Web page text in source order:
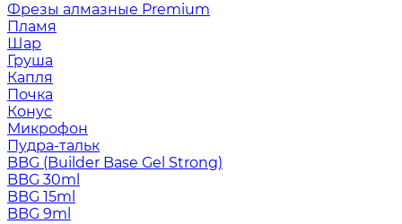
Фрезы алмазные Premium
Пламя
Шар
Груша
Капля
Почка
Конус
Микрофон
Пудра-тальк
BBG (Builder Base Gel Strong)
BBG 30ml
BBG 15ml
BBG 9ml